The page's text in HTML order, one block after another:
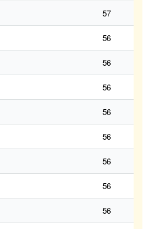
57
56
56
56
56
56
56
56
56